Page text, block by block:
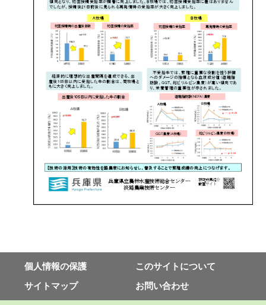
個⼈情報の保護
このサイトについて
サイトマップ
お問い合わせ